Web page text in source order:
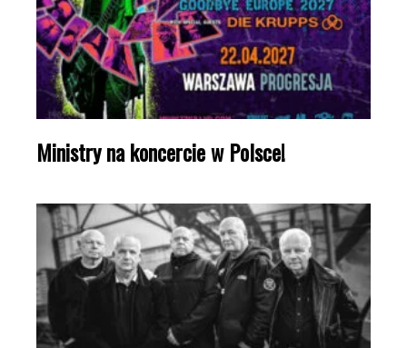
Ministry na koncercie w Polsce!